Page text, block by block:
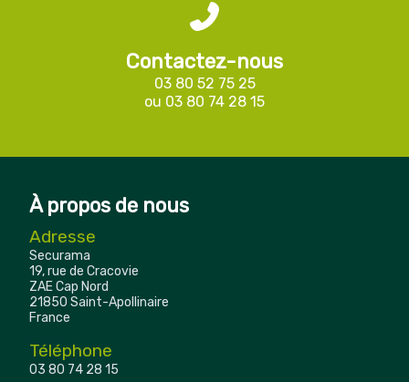
Contactez-nous
03 80 52 75 25
ou 03 80 74 28 15
À propos de nous
Adresse
Securama
19, rue de Cracovie
ZAE Cap Nord
21850 Saint-Apollinaire
France
Téléphone
03 80 74 28 15